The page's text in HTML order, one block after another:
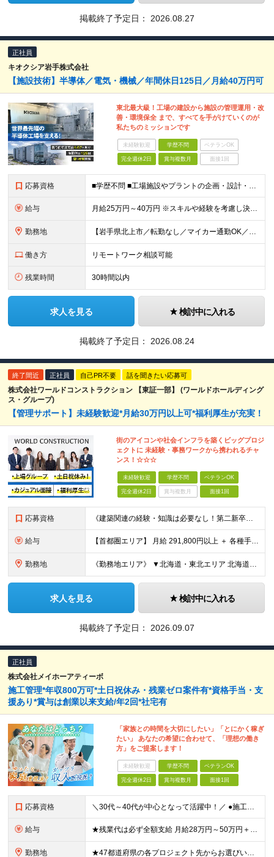
掲載終了予定日： 2026.08.27
正社員
キオクシア岩手株式会社
【施設技術】半導体／電気・機械／年間休日125日／月給40万円可
東北最大級！工場の建設から施設の管理運用・改
善・環境保全 まで、すべてを手がけていくのが
私たちのミッションです
未経験歓迎 学歴不問 ベテランOK
完全週休2日 賞与複数月 面接1回
応募資格 ■学歴不問 ■工場施設やプラントの企画・設計・施工管理経験がある方
給与 月給25万円～40万円 ※スキルや経験を考慮し決定いたします ★年収600万円以上での提示多数
勤務地 【岩手県北上市／転勤なし／マイカー通勤OK／会社最寄り駅から社員送迎バスあり】 ＜本社工場＞ 岩手県北上市北工業団地5-29 ★U・Iターン歓迎！ 引っ越し費用補助／自己負担2～3割の社宅制度があ
働き方 リモートワーク相談可能
残業時間 30時間以内
求人を見る 検討中に入れる
掲載終了予定日： 2026.08.24
終了間近 正社員 自己PR不要 話を聞きたい応募可
株式会社ワールドコンストラクション 【東証一部】 (ワールドホールディング
ス・グループ)
【管理サポート】未経験歓迎*月給30万円以上可*福利厚生が充実！
街のアイコンや社会インフラを築くビッグプロジ
ェクトに 未経験・事務ワークから携われるチャ
ンス！☆☆☆
未経験歓迎 学歴不問 ベテランOK
完全週休2日 賞与複数月 面接1回
応募資格 《建築関連の経験・知識は必要なし！第二新卒歓迎》 ◎学歴・経歴・性別不問 ★20～30代メンバーが活躍中 ★U・Iターン歓迎 《応募条件》 ◆35歳までの方（若年層の長期キャリア形成を図るため） ※
給与 【首都圏エリア】 月給 291,800円以上 ＋ 各種手当 【北関東エリア】 月給 264,260円以上 ＋ 各種手当 【関西・四国エリア】 月給 278,040円以上 ＋ 各種手当 【中部エリ
勤務地 《勤務地エリア》 ▼北海道・東北エリア 北海道、青森県、秋田県、宮城県、岩手県、山形県、福島県 ▼関東エリア 東京都、神奈川県、埼玉県、茨城県、千葉県、群馬県、栃木県 ▼東海・北陸エリア 新潟県、
求人を見る 検討中に入れる
掲載終了予定日： 2026.09.07
正社員
株式会社メイホーアティーボ
施工管理*年収800万可*土日祝休み・残業ゼロ案件有*資格手当・支
援あり*賞与は創業以来支給/年2回*社宅有
「家族との時間を大切にしたい」「とにかく稼ぎ
たい」 あなたの希望に合わせて、「理想の働き
方」をご提案します！
未経験歓迎 学歴不問 ベテランOK
完全週休2日 賞与複数月 面接1回
応募資格 ＼30代～40代が中心となって活躍中！／ ●施工管理の経験を1年以上お持ちの方 ※建築・土木・設備・電気など、分野は問いません。建設業界での何らかの現場経験が1年以上ある方もご応募ください！ ★こん
給与 ★残業代は必ず全額支給 月給28万円～50万円＋各種手当＋賞与年2回 ※前職でのお給料や経験・能力を考慮の上、決定します。 ※試用期間3カ月あり（賞与は試用期間終了後より支給対象となります） ★創
勤務地 ★47都道府県の各プロジェクト先からお選びいただけます！ ★寮・社宅補助／引越費用補助／住宅手当あり ★マイカー通勤OK 配属先は希望を考慮して決定します。 ＜プロジェクト先＞ ★東北・関東・東海